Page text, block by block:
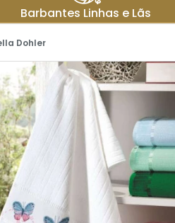
Meus
dados
Meus
pedidos
Barbantes Linhas e Lãs
Dohler